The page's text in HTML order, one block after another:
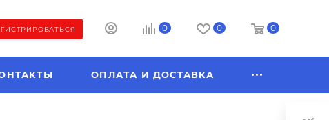
0 0 0
ОПЛАТА И ДОСТАВКА